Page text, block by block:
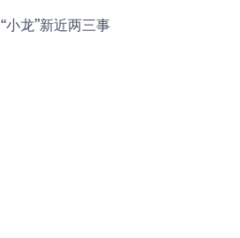
“小龙”新近两三事